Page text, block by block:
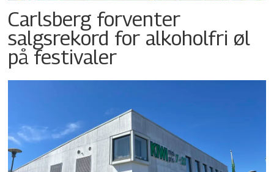
Carlsberg forventer
salgsrekord for alkoholfri øl
på festivaler